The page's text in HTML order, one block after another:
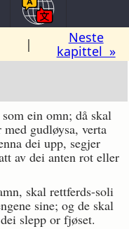
|
Neste
kapittel »
ein omn; då skal
gudløysa, verta
dei upp, segjer
av dei anten rot eller
skal rettferds-soli
sine; og de skal
slepp or fjøset.